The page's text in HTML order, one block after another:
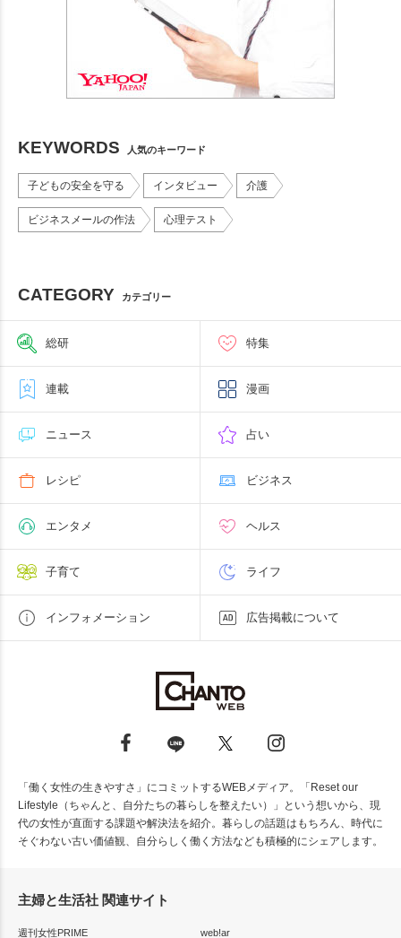
KEYWORDS 人気のキーワード
子どもの安全を守る インタビュー 介護
ビジネスメールの作法 心理テスト
CATEGORY カテゴリー
総研 特集
連載 漫画
ニュース 占い
レシピ ビジネス
エンタメ ヘルス
子育て ライフ
インフォメーション 広告掲載について
「働く女性の生きやすさ」にコミットするWEBメディア。「Reset our
Lifestyle（ちゃんと、自分たちの暮らしを整えたい）」という想いから、現
代の女性が直面する課題や解決法を紹介。暮らしの話題はもちろん、時代に
そぐわない古い価値観、自分らしく働く方法なども積極的にシェアします。
主婦と生活社 関連サイト
週刊女性PRIME web!ar